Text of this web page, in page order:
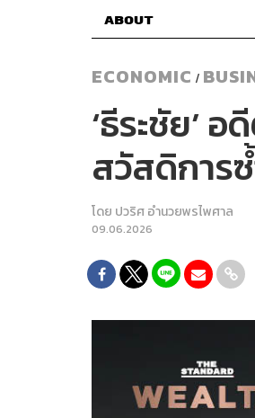
ABOUT
ECONOMIC /
‘ธีระชัย’
สวัสดิการ
โดย ปวริศ อำนวยพรไพศาล
09.06.2026